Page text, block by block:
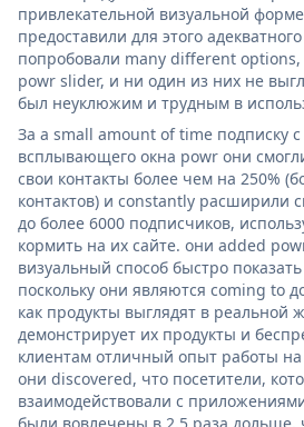
привлекательной визуальной
предоставили для этого
попробовали many different
powr slider, и ни один из них не
был неуклюжим и трудным в
За a small amount of time подписку
всплывающего окна powr они
свои контакты более чем на 250%
контактов) и constantly расширили
до более 6000 подписчиков,
кормить на их сайте. они added
визуальный способ быстро
поскольку они являются coming to
как продукты выглядят в реальной
демонстрирует их продукты и
клиентам отличный опыт работы на
они discovered, что посетители,
взаимодействовали с